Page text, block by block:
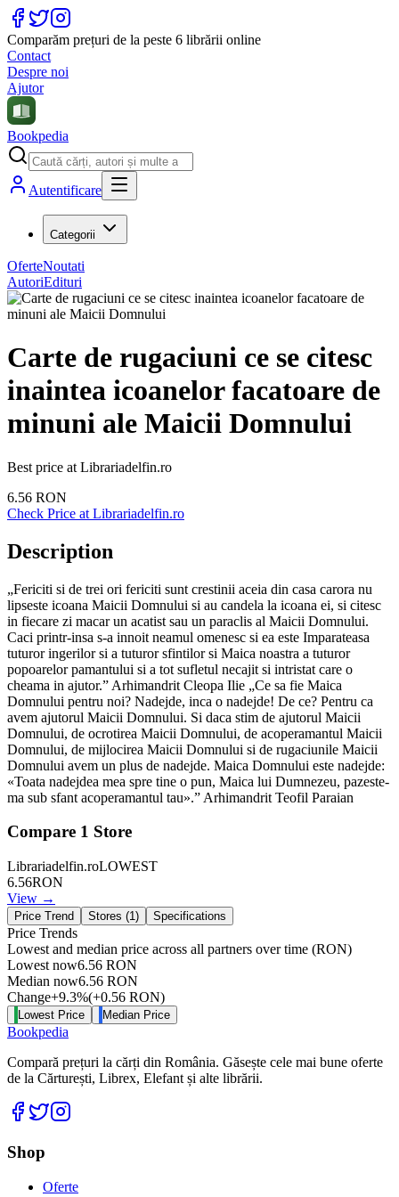
Comparăm prețuri de la peste 6 librării online
Contact
Despre noi
Ajutor
Bookpedia
Autentificare
Categorii
OferteNoutati
AutoriEdituri
Carte de rugaciuni ce se citesc
inaintea icoanelor facatoare de
minuni ale Maicii Domnului
Best price at Librariadelfin.ro
6.56 RON
Check Price at Librariadelfin.ro
Description
„Fericiti si de trei ori fericiti sunt crestinii aceia din casa carora nu
lipseste icoana Maicii Domnului si au candela la icoana ei, si citesc
in fiecare zi macar un acatist sau un paraclis al Maicii Domnului.
Caci printr-insa s-a innoit neamul omenesc si ea este Imparateasa
tuturor ingerilor si a tuturor sfintilor si Maica noastra a tuturor
popoarelor pamantului si a tot sufletul necajit si intristat care o
cheama in ajutor.” Arhimandrit Cleopa Ilie „Ce sa fie Maica
Domnului pentru noi? Nadejde, inca o nadejde! De ce? Pentru ca
avem ajutorul Maicii Domnului. Si daca stim de ajutorul Maicii
Domnului, de ocrotirea Maicii Domnului, de acoperamantul Maicii
Domnului, de mijlocirea Maicii Domnului si de rugaciunile Maicii
Domnului avem un plus de nadejde. Maica Domnului este nadejde:
«Toata nadejdea mea spre tine o pun, Maica lui Dumnezeu, pazeste-
ma sub sfant acoperamantul tau».” Arhimandrit Teofil Paraian
Compare 1 Store
Librariadelfin.roLOWEST
6.56RON
View →
Price Trend Stores (1) Specifications
Price Trends
Lowest and median price across all partners over time (RON)
Lowest now6.56 RON
Median now6.56 RON
Change+9.3%(+0.56 RON)
Lowest Price Median Price
Bookpedia
Compară prețuri la cărți din România. Găsește cele mai bune oferte
de la Cărturești, Librex, Elefant și alte librării.
Facebook
Twitter
Shop
Oferte